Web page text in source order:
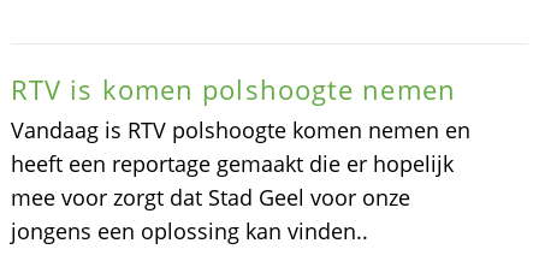
RTV is komen polshoogte nemen
Vandaag is RTV polshoogte komen nemen en
heeft een reportage gemaakt die er hopelijk
mee voor zorgt dat Stad Geel voor onze
jongens een oplossing kan vinden..